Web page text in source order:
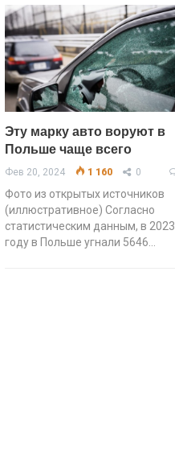
Эту марку авто воруют в
Польше чаще всего
Фев 20, 2024 1 160 0
Фото из открытых источников
(иллюстративное) Согласно
статистическим данным, в 2023
году в Польше угнали 5646…